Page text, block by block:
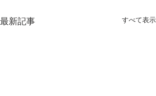
最新記事 すべて表示